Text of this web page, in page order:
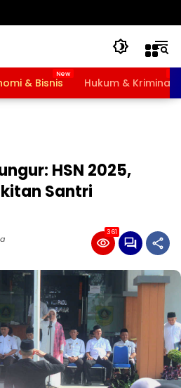
& Bisnis Hukum & Kriminal
HSN 2025,
Santri
361